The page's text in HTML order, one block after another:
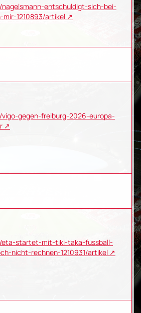
nagelsmann-entschuldigt-sich-bei-
1210893/artikel
vigo-gegen-freiburg-2026-europa-
eta-startet-mit-tiki-taka-fussball-
nicht-rechnen-1210931/artikel